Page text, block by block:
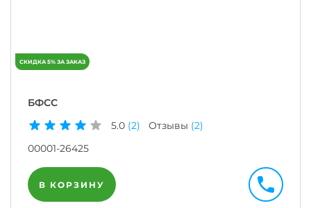
БФСС
5.0 (2) Отзывы (2)
00001-26425
В КОРЗИНУ